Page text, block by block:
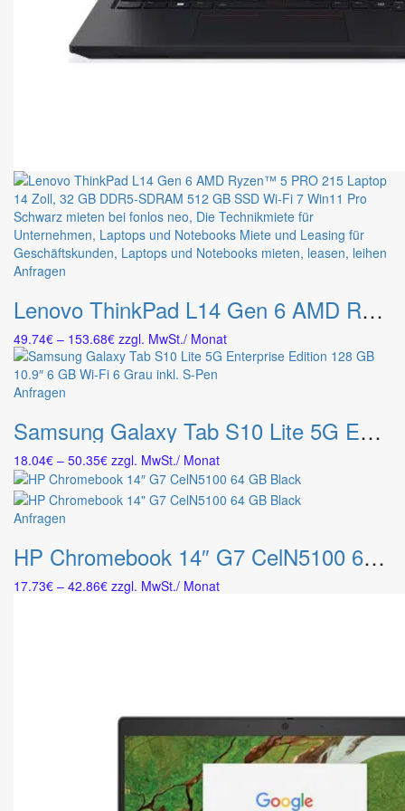
Anfragen
weist
mehrere
Varianten
auf.
Die
auf
Produktseite
gewählt
werden
Lenovo ThinkPad L14 Gen 6 AMD Ryzen™ 5 PRO 215 Laptop 14″ 32 GB DDR5-SDRAM 512 GB SSD Wi-Fi 7 Win11 Pro Schwarz
49.74€ – 153.68€Preisspanne:
49.74€
bis
zzgl. MwSt./ Monat
Anfragen
weist
mehrere
Varianten
auf.
Die
auf
der
Produktseite
Samsung Galaxy Tab S10 Lite 5G Enterprise Edition 128 GB 10.9″ 6 GB Wi-Fi 6 Grau inkl. S-Pen
18.04€ – 50.35€Preisspanne:
18.04€
bis
50.35€
zzgl. MwSt./ Monat
Anfragen
weist
mehrere
Varianten
Produktseite
HP Chromebook 14″ G7 CelN5100 64 GB Black
17.73€ – 42.86€Preisspanne:
zzgl. MwSt./ Monat